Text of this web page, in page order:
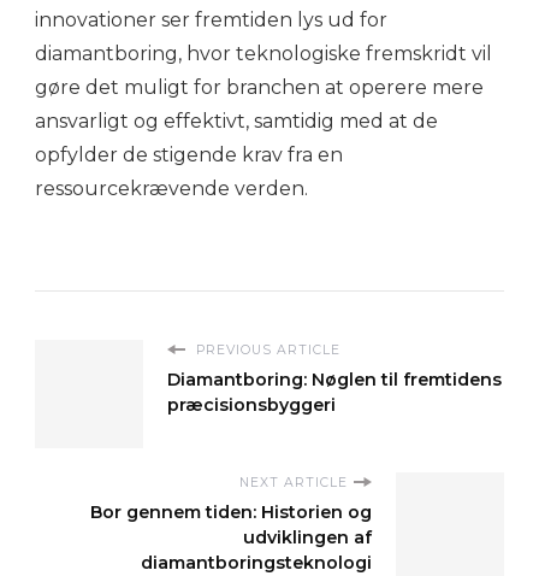
innovationer ser fremtiden lys ud for
diamantboring, hvor teknologiske fremskridt vil
gøre det muligt for branchen at operere mere
ansvarligt og effektivt, samtidig med at de
opfylder de stigende krav fra en
ressourcekrævende verden.
PREVIOUS ARTICLE
Diamantboring: Nøglen til fremtidens
præcisionsbyggeri
NEXT ARTICLE
Bor gennem tiden: Historien og
udviklingen af
diamantboringsteknologi